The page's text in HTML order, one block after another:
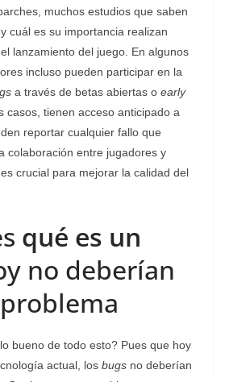
muchos estudios que saben
y cuál es su importancia realizan
lanzamiento del juego. En algunos
incluso pueden participar en la
a través de betas abiertas o early
casos, tienen acceso anticipado a
reportar cualquier fallo que
colaboración entre jugadores y
crucial para mejorar la calidad del
qué es un
no deberían
bueno de todo esto? Pues que hoy
actual, los bugs no deberían